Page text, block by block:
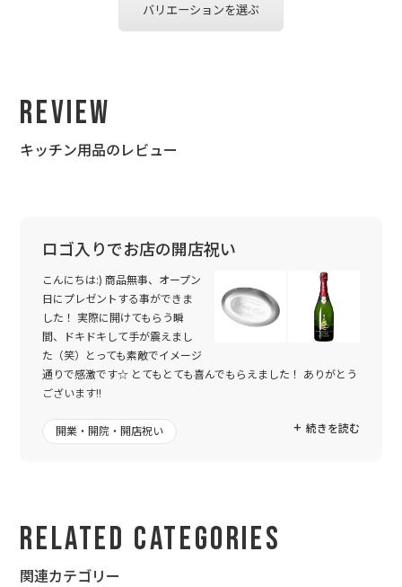
バリエーションを選ぶ
Review
キッチン用品のレビュー
ロゴ入りでお店の開店祝い
こんにちは:) 商品無事、オープン
日にプレゼントする事ができま
した！ 実際に開けてもらう瞬
間、ドキドキして手が震えまし
た（笑）とっても素敵でイメージ
通りで感激です☆ とてもとても喜んでもらえました！ ありがとう
ございます!!
今回は、4回目の利用でした。 今まではロゴなどを、作ってもら
う事なく、発注画面からスムーズに注文をし、メールが来て商品
メールではなく、ラインでのやり取りができるなんて！素晴らし
いですね☆ 何度も何度もワガママを聞いて頂き、迅速に対応して
頂き、本当に素敵なデザインに仕上がりました☆
続きを読む
開業・開院・開店祝い
Related Categories
関連カテゴリー